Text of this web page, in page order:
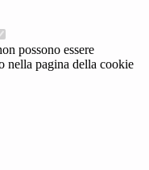
possono essere
nella pagina della cookie